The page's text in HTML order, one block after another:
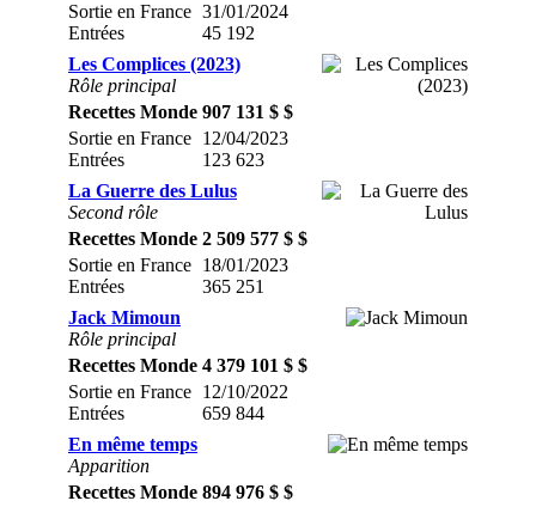
Sortie en France
Entrées
31/01/2024
45 192
Les Complices (2023)
Rôle principal
Recettes Monde 907 131 $ $
Sortie en France
Entrées
12/04/2023
123 623
La Guerre des Lulus
Second rôle
Recettes Monde 2 509 577 $ $
Sortie en France
Entrées
18/01/2023
365 251
Jack Mimoun
Rôle principal
Recettes Monde 4 379 101 $ $
Sortie en France
Entrées
12/10/2022
659 844
En même temps
Apparition
Recettes Monde 894 976 $ $